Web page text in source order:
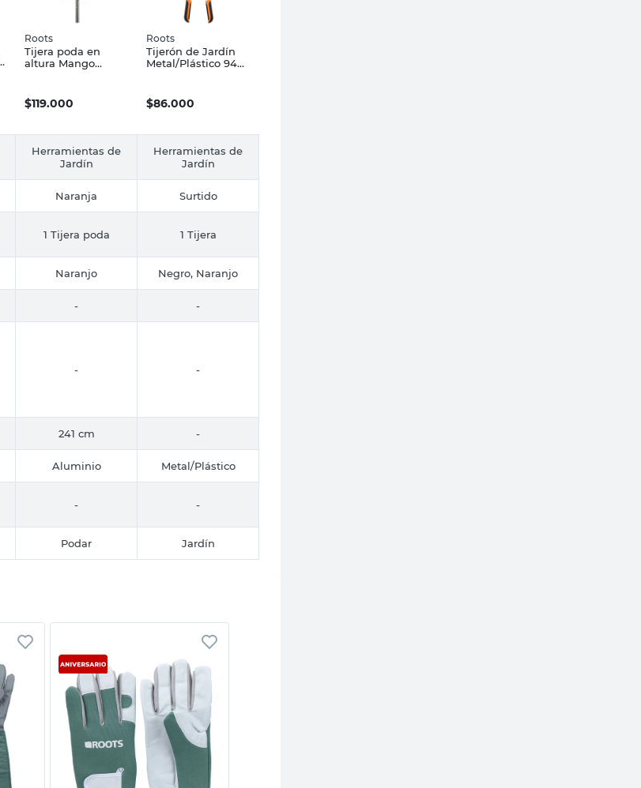
Roots
Tijera poda en
altura Mango
$119.000
Roots
Tijerón de Jardín
Metal/Plástico 94
$86.000
Herramientas de
Jardín
Herramientas de
Jardín
Naranja Surtido
1 Tijera poda 1 Tijera
Naranjo Negro, Naranjo
- -
- -
241 cm -
Aluminio Metal/Plástico
- -
Podar Jardín
Vista rápida